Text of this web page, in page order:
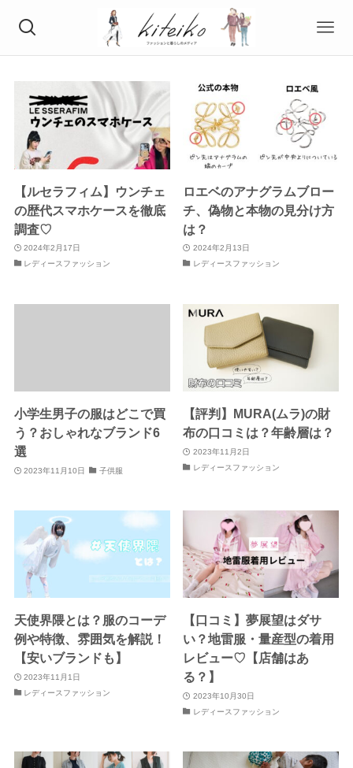
【ルセラフィム】ウンチェ
の歴代スマホケースを徹底
調査♡
2024年2月17日
レディースファッション
ロエベのアナグラムブロー
チ、偽物と本物の見分け方
は？
2024年2月13日
レディースファッション
小学生男子の服はどこで買
う？おしゃれなブランド6
選
2023年11月10日 子供服
【評判】MURA(ムラ)の財
布の口コミは？年齢層は？
2023年11月2日
レディースファッション
天使界隈とは？服のコーデ
例や特徴、雰囲気を解説！
【安いブランドも】
2023年11月1日
レディースファッション
【口コミ】夢展望はダサ
い？地雷服・量産型の着用
レビュー♡【店舗はあ
る？】
2023年10月30日
レディースファッション